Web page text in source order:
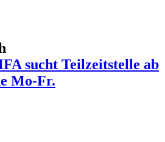
sucht Teilzeitstelle ab
Mo-Fr.